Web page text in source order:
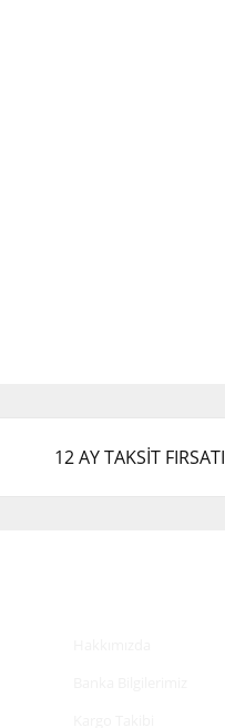
12 AY TAKSİT FIRSATI